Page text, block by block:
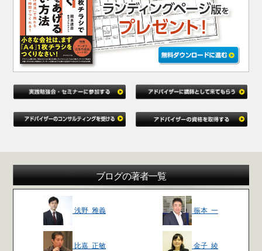
ブログの著者一覧
浅野 雅義 振本 一
比嘉 正敏 金子 綾